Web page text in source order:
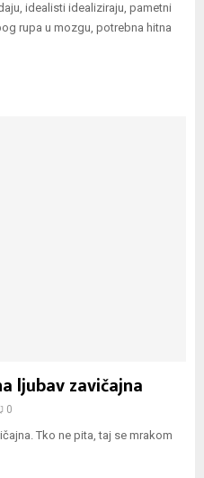
idealisti idealiziraju, pametni
rupa u mozgu, potrebna hitna
ljubav zavičajna
0
Tko ne pita, taj se mrakom